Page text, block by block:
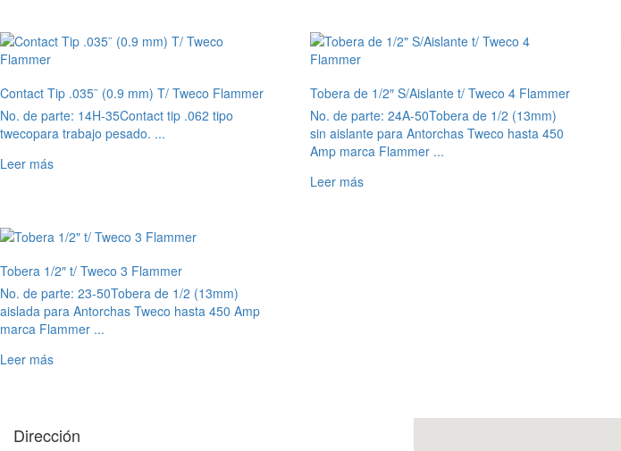
Contact Tip .035¨ (0.9 mm) T/ Tweco Flammer
No. de parte: 14H-35Contact tip .062 tipo
twecopara trabajo pesado. ...
Leer más
Tobera de 1/2″ S/Aislante t/ Tweco 4 Flammer
No. de parte: 24A-50Tobera de 1/2 (13mm)
sin aislante para Antorchas Tweco hasta 450
Amp marca Flammer ...
Leer más
Tobera 1/2″ t/ Tweco 3 Flammer
No. de parte: 23-50Tobera de 1/2 (13mm)
aislada para Antorchas Tweco hasta 450 Amp
marca Flammer ...
Leer más
Dirección